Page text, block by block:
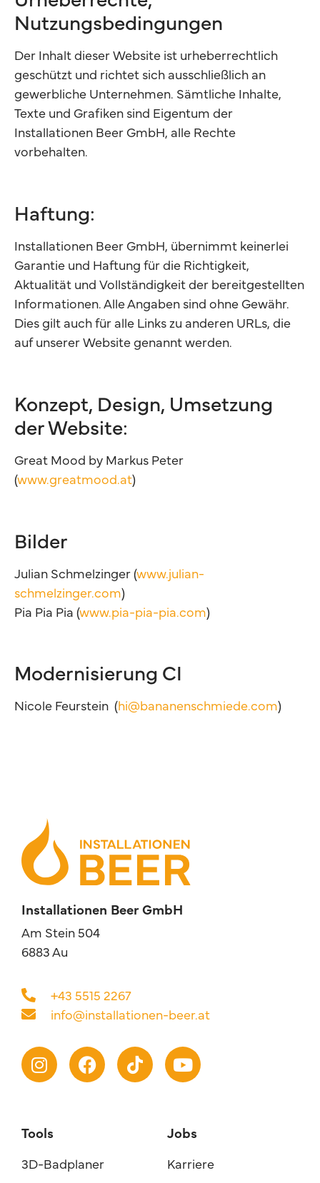
Nutzungsbedingungen
Der Inhalt dieser Website ist urheberrechtlich
geschützt und richtet sich ausschließlich an
gewerbliche Unternehmen. Sämtliche Inhalte,
Texte und Grafiken sind Eigentum der
Installationen Beer GmbH, alle Rechte
vorbehalten.
Haftung:
Installationen Beer GmbH, übernimmt keinerlei
Garantie und Haftung für die Richtigkeit,
Aktualität und Vollständigkeit der bereitgestellten
Informationen. Alle Angaben sind ohne Gewähr.
Dies gilt auch für alle Links zu anderen URLs, die
auf unserer Website genannt werden.
Konzept, Design, Umsetzung
der Website:
Great Mood by Markus Peter
(www.greatmood.at)
Bilder
Julian Schmelzinger (www.julian-
schmelzinger.com)
Pia Pia Pia (www.pia-pia-pia.com)
Modernisierung CI
Nicole Feurstein (hi@bananenschmiede.com)
Installationen Beer GmbH
Am Stein 504
6883 Au
+43 5515 2267
info@installationen-beer.at
Tools
3D-Badplaner
Jobs
Karriere